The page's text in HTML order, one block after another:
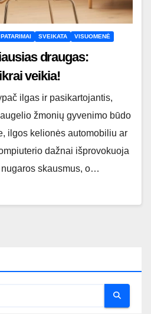
PATARIMAI SVEIKATA VISUOMENĖ
draugas:
veikia!
ilgas ir pasikartojantis,
žmonių gyvenimo būdo
ilgos kelionės automobiliu ar
dažnai išprovokuoja
skausmus, o…